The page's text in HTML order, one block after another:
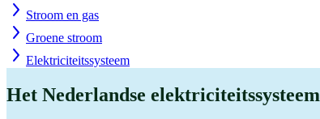
Stroom en gas
Groene stroom
Elektriciteitssysteem
Het Nederlandse elektriciteitssysteem